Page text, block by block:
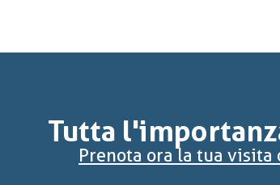
Tutta
Prenota ora la tua